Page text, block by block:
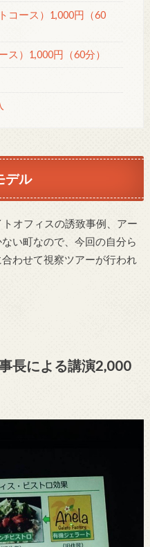
コース）1,000円（60
ス）1,000円（60分）
デル
オフィスの誘致事例、アー
い町なので、今回の自分ら
わせて視察ツアーが行われ
長による講演2,000